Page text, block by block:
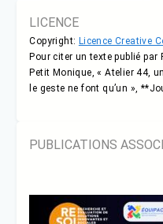
LICENCE
Copyright: Licence Creative
Pour citer un texte publié par
Petit Monique, « Atelier 44,
le geste ne font qu’un »,
PUBLICATIONS